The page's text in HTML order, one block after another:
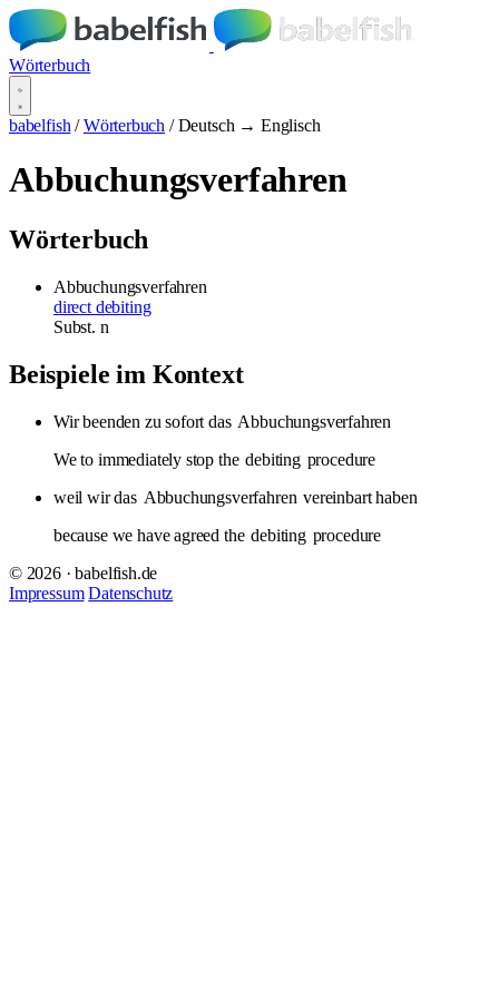
Wörterbuch
babelfish / Wörterbuch / Deutsch → Englisch
Abbuchungsverfahren
Wörterbuch
Abbuchungsverfahren
direct debiting
Subst. n
Beispiele im Kontext
Wir beenden zu sofort das Abbuchungsverfahren
We to immediately stop the debiting procedure
weil wir das Abbuchungsverfahren vereinbart haben
because we have agreed the debiting procedure
© 2026 · babelfish.de
Impressum Datenschutz